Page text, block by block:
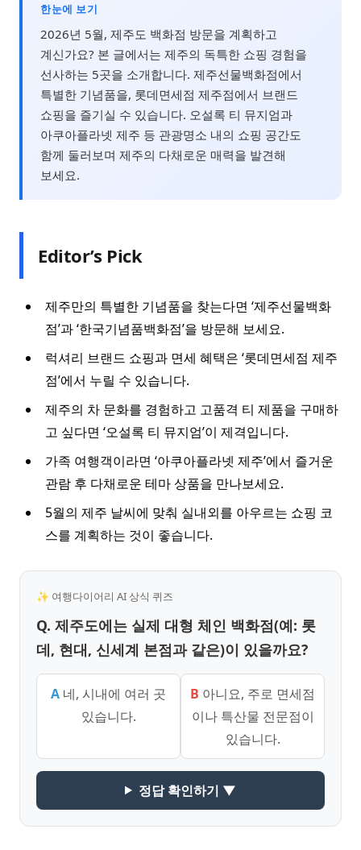
한눈에 보기
2026년 5월, 제주도 백화점 방문을 계획하고
계신가요? 본 글에서는 제주의 독특한 쇼핑 경험을
선사하는 5곳을 소개합니다. 제주선물백화점에서
특별한 기념품을, 롯데면세점 제주점에서 브랜드
쇼핑을 즐기실 수 있습니다. 오설록 티 뮤지엄과
아쿠아플라넷 제주 등 관광명소 내의 쇼핑 공간도
함께 둘러보며 제주의 다채로운 매력을 발견해
보세요.
Editor’s Pick
제주만의 특별한 기념품을 찾는다면 ‘제주선물백화
점’과 ‘한국기념품백화점’을 방문해 보세요.
럭셔리 브랜드 쇼핑과 면세 혜택은 ‘롯데면세점 제주
점’에서 누릴 수 있습니다.
제주의 차 문화를 경험하고 고품격 티 제품을 구매하
고 싶다면 ‘오설록 티 뮤지엄’이 제격입니다.
가족 여행객이라면 ‘아쿠아플라넷 제주’에서 즐거운
관람 후 다채로운 테마 상품을 만나보세요.
5월의 제주 날씨에 맞춰 실내외를 아우르는 쇼핑 코
스를 계획하는 것이 좋습니다.
✨ 여행다이어리 AI 상식 퀴즈
Q. 제주도에는 실제 대형 체인 백화점(예: 롯
데, 현대, 신세계 본점과 같은)이 있을까요?
A 네, 시내에 여러 곳
있습니다.
B 아니요, 주로 면세점
이나 특산물 전문점이
있습니다.
정답 확인하기 ▼